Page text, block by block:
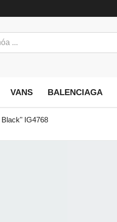
VANS BALENCIAGA
IG4768